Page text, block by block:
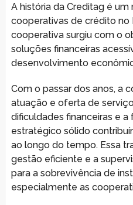
A história da Creditag é
cooperativas de crédito no
cooperativa surgiu com o
soluções financeiras
desenvolvimento
Com o passar dos anos, a
atuação e oferta de
dificuldades financeiras e
estratégico sólido
ao longo do tempo. Essa
gestão eficiente e a
para a sobrevivência de
especialmente as